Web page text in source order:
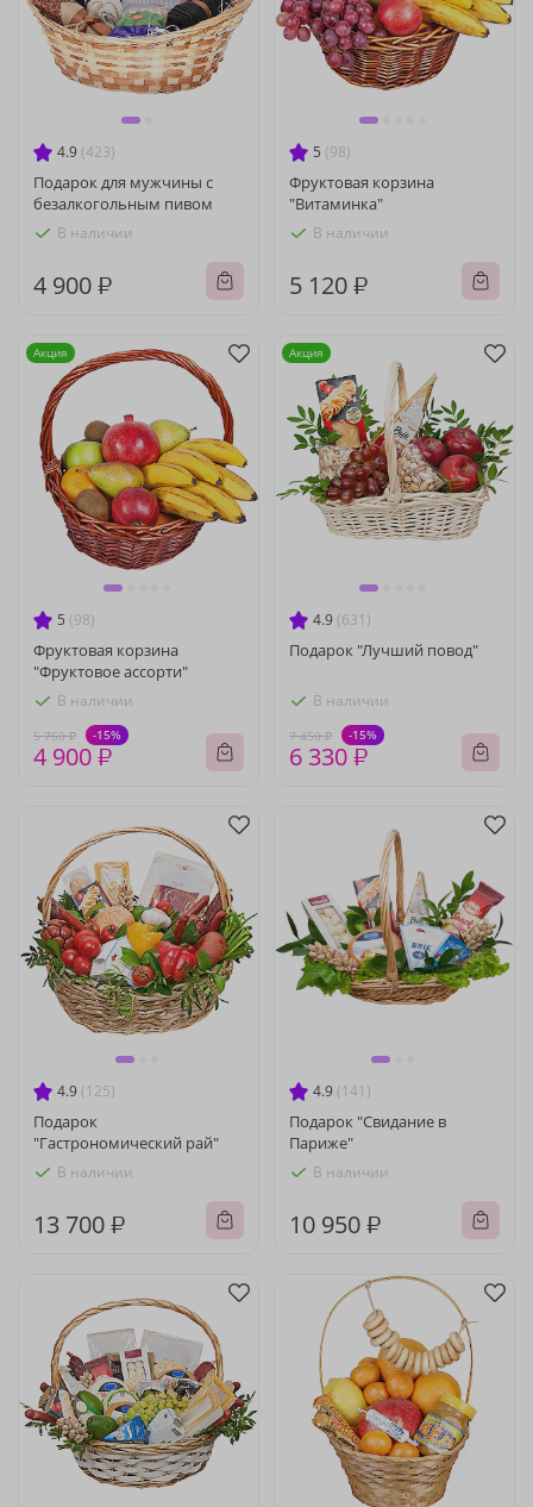
4.9 (423)
Подарок для мужчины с
безалкогольным пивом
В наличии
4 900 ₽
5 (98)
Фруктовая корзина
"Витаминка"
В наличии
5 120 ₽
5 (98)
Фруктовая корзина
"Фруктовое ассорти"
В наличии
5 760 ₽ -15%
4 900 ₽
Акция
4.9 (631)
Подарок "Лучший повод"
В наличии
7 450 ₽ -15%
6 330 ₽
Акция
4.9 (125)
Подарок
"Гастрономический рай"
В наличии
13 700 ₽
4.9 (141)
Подарок "Свидание в
Париже"
В наличии
10 950 ₽